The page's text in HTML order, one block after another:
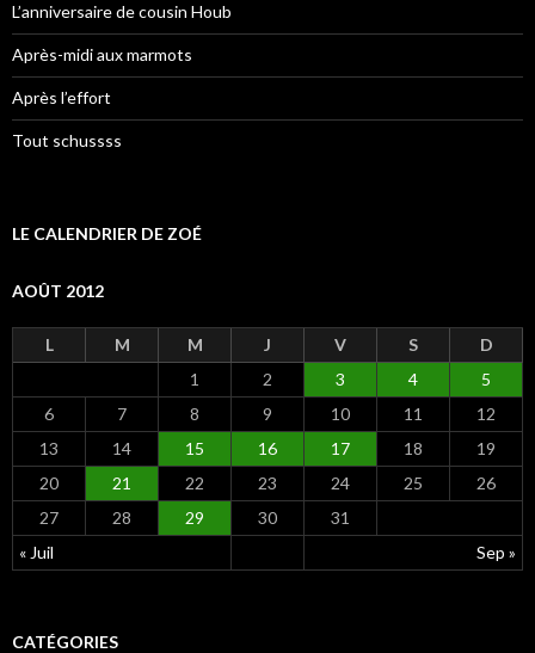
L’anniversaire de cousin Houb
Après-midi aux marmots
Après l’effort
Tout schussss
LE CALENDRIER DE ZOÉ
AOÛT 2012
L M M J V S D
« Juil Sep »
1 2 3 4
5
6
7 8 9 10 11
12
13
14 15 16 17 18
19
20
21 22 23 24 25
26
27
28 29 30 31
CATÉGORIES